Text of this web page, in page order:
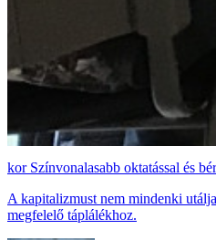
Színvonalasabb oktatással és
A kapitalizmust nem mindenki
megfelelő táplálékhoz.